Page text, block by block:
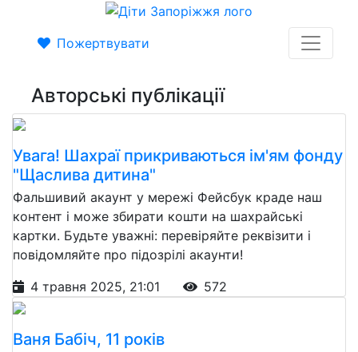
Пожертвувати
Авторські публікації
Увага! Шахраї прикриваються ім'ям фонду
"Щаслива дитина"
Фальшивий акаунт у мережі Фейсбук краде наш
контент і може збирати кошти на шахрайські
картки. Будьте уважні: перевіряйте реквізити і
повідомляйте про підозрілі акаунти!
4 травня 2025, 21:01
572
Ваня Бабіч, 11 років